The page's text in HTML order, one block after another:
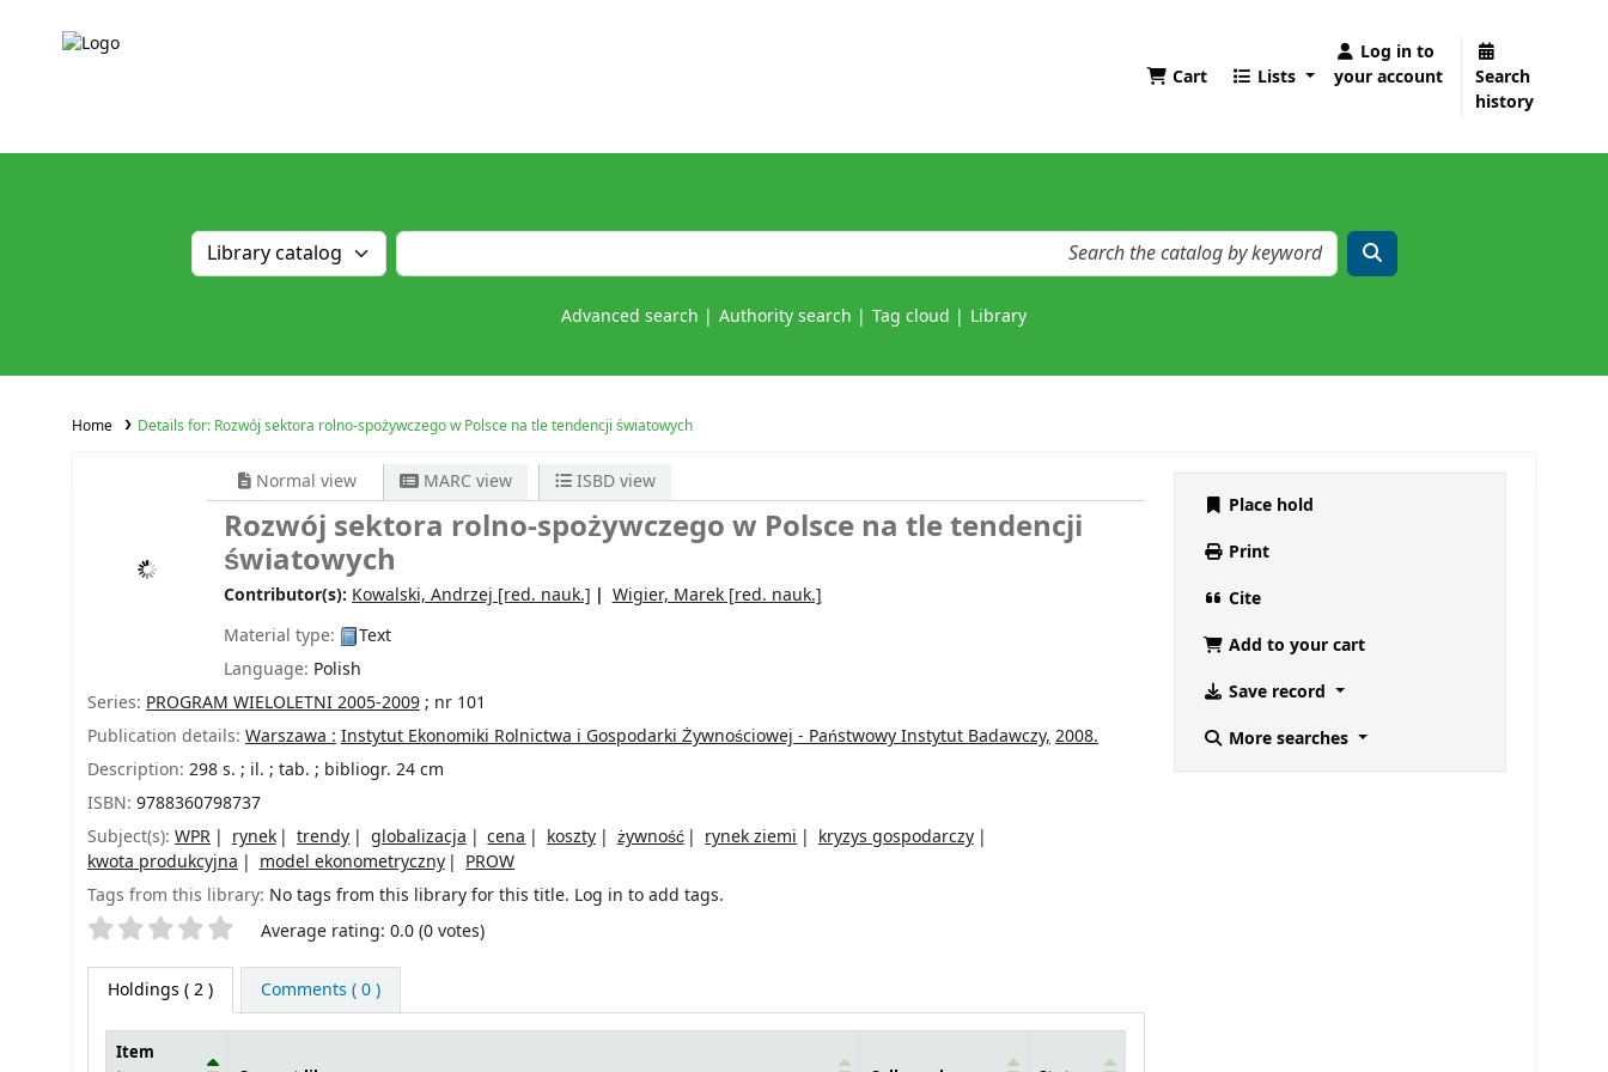
Cart Lists
Log in to
your account
Search
history
Advanced search Authority search Tag cloud Library
Home Details for: Rozwój sektora rolno-spożywczego w Polsce na tle tendencji światowych
Normal view MARC view ISBD view
Rozwój sektora rolno-spożywczego w Polsce na tle tendencji
światowych
Contributor(s): Kowalski, Andrzej [red. nauk.] Wigier, Marek[red. nauk.]
Material type:
Text
Language: Polish
Series: PROGRAM WIELOLETNI 2005-2009; nr 101
Publication details: Warszawa : Instytut Ekonomiki Rolnictwa i Gospodarki Żywnościowej - Państwowy Instytut Badawczy, 2008.
Description: 298 s. ; il. ; tab. ; bibliogr. 24 cm
ISBN: 9788360798737
Subject(s): WPR rynek trendy globalizacja cena koszty żywność rynek ziemi
kryzys gospodarczy
kwota produkcyjna
model ekonometryczny
PROW
Tags from this library: No tags from this library for this title. Log in to add tags.
Star ratings Average rating: 0.0 (0 votes)
Holdings ( 2 ) Comments ( 0 )
Item
Place hold
Print
Cite
Add to your cart
Save record
More searches